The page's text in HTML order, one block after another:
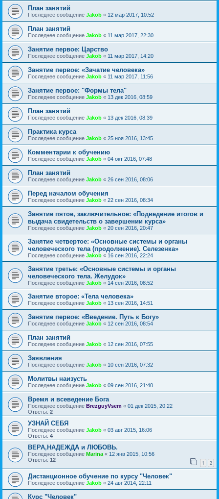
План занятий
Последнее сообщение Jakob « 12 мар 2017, 10:52
План занятий
Последнее сообщение Jakob « 11 мар 2017, 22:30
Занятие первое: Царство
Последнее сообщение Jakob « 11 мар 2017, 14:20
Занятие первое: «Зачатие человека»
Последнее сообщение Jakob « 11 мар 2017, 11:56
Занятие первое: "Формы тела"
Последнее сообщение Jakob « 13 дек 2016, 08:59
План занятий
Последнее сообщение Jakob « 13 дек 2016, 08:39
Практика курса
Последнее сообщение Jakob « 25 ноя 2016, 13:45
Комментарии к обучению
Последнее сообщение Jakob « 04 окт 2016, 07:48
План занятий
Последнее сообщение Jakob « 26 сен 2016, 08:06
Перед началом обучения
Последнее сообщение Jakob « 22 сен 2016, 08:34
Занятие пятое, заключительное: «Подведение итогов и
выдача свидетельств о завершении курса»
Последнее сообщение Jakob « 20 сен 2016, 20:47
Занятие четвертое: «Основные системы и органы
человеческого тела (продолжение). Селезенка»
Последнее сообщение Jakob « 16 сен 2016, 22:24
Занятие третье: «Основные системы и органы
человеческого тела. Желудок»
Последнее сообщение Jakob « 14 сен 2016, 08:52
Занятие второе: «Тела человека»
Последнее сообщение Jakob « 13 сен 2016, 14:51
Занятие первое: «Введение. Путь к Богу»
Последнее сообщение Jakob « 12 сен 2016, 08:54
План занятий
Последнее сообщение Jakob « 12 сен 2016, 07:55
Заявления
Последнее сообщение Jakob « 10 сен 2016, 07:32
Молитвы наизусть
Последнее сообщение Jakob « 09 сен 2016, 21:40
Время и всеведение Бога
Последнее сообщение BrezguyVsem « 01 дек 2015, 20:22
Ответы: 2
УЗНАЙ СЕБЯ
Последнее сообщение Jakob « 03 авг 2015, 16:06
Ответы: 4
ВЕРА,НАДЕЖДА и ЛЮБОВЬ.
Последнее сообщение Marina « 12 янв 2015, 10:56
Ответы: 12 1 2
Дистанционное обучение по курсу "Человек"
Последнее сообщение Jakob « 24 авг 2014, 22:11
Курс "Человек"